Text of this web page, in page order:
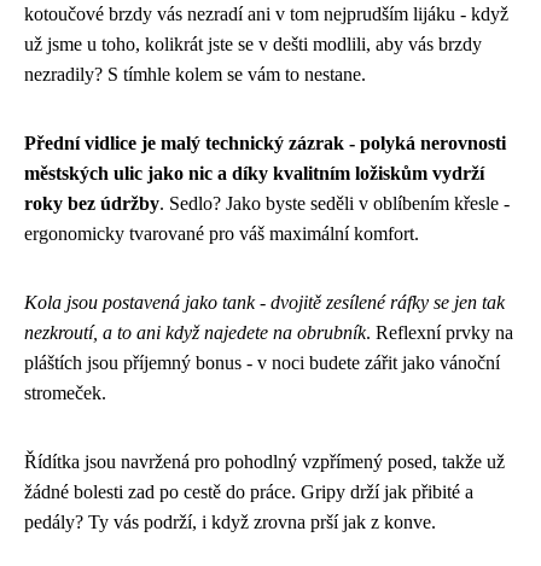
kotoučové brzdy vás nezradí ani v tom nejprudším lijáku - když
už jsme u toho, kolikrát jste se v dešti modlili, aby vás brzdy
nezradily? S tímhle kolem se vám to nestane.
Přední vidlice je malý technický zázrak - polyká nerovnosti
městských ulic jako nic a díky kvalitním ložiskům vydrží
roky bez údržby. Sedlo? Jako byste seděli v oblíbením křesle -
ergonomicky tvarované pro váš maximální komfort.
Kola jsou postavená jako tank - dvojitě zesílené ráfky se jen tak
nezkroutí, a to ani když najedete na obrubník. Reflexní prvky na
pláštích jsou příjemný bonus - v noci budete zářit jako vánoční
stromeček.
Řídítka jsou navržená pro pohodlný vzpřímený posed, takže už
žádné bolesti zad po cestě do práce. Gripy drží jak přibité a
pedály? Ty vás podrží, i když zrovna prší jak z konve.